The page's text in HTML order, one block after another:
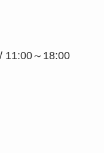
11:00～18:00